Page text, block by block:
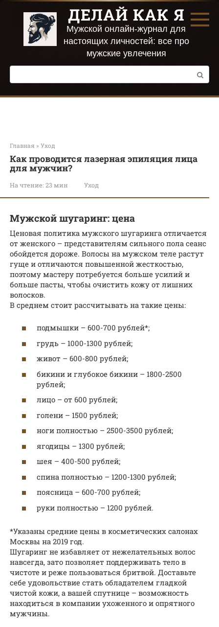
Перейти
контенту
ДЕЛАЙ КАК Я
Мужской онлайн-журнал для
настоящих личностей: все про
мужские увлечения
Поиск:
Главная » Уход
Как проводится лазерная эпиляция лица
для мужчин?
На чтение: 23 мин Уход
Мужской шугаринг: цена
Ценовая политика мужского шугаринга отличается
от женского – представителям сильного пола сеанс
обойдется дороже. Волосы на мужском теле растут
гуще и отличаются повышенной жесткостью,
поэтому мастеру потребуется больше усилий и
больше пасты, чтобы очистить кожу от лишних
волосков.
В среднем стоит рассчитывать на такие цены:
подмышки – 600-700 рублей*;
грудь – 1000-1300 рублей;
живот – 600-800 рублей;
бикини и глубокое бикини – 1800-2500
рублей;
лицо – от 600 рублей;
голени – 1500 рублей;
ноги полностью – 2500-3500 рублей;
ягодицы – 1300 рублей;
шея – 400-500 рублей;
спина полностью – 1200-1300 рублей;
поясница – 600-700 рублей;
руки полностью – 1200 рублей.
*Указаны средние цены в косметических салонах
Москвы на 2019 год.
Шугаринг не избавляет от нежелательных волос
навсегда, зато позволяет поддерживать тело в
чистоте и реже пользоваться бритвой. Доставьте
себе удовольствие стать обладателем гладкой
чистой кожи, а вашей спутнице – возможность
находиться в компании ухоженного и опрятного
мужчины.